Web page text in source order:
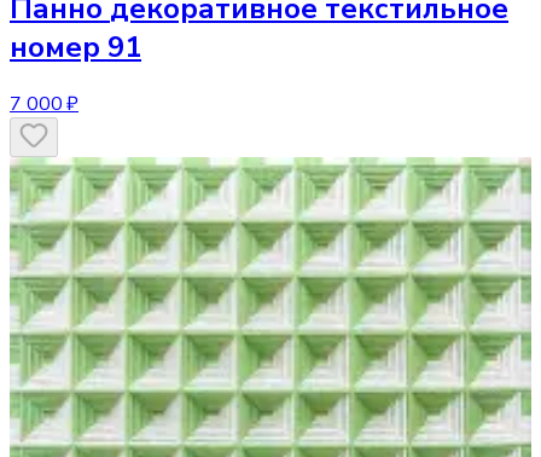
Панно декоративное текстильное
номер 91
7 000 ₽